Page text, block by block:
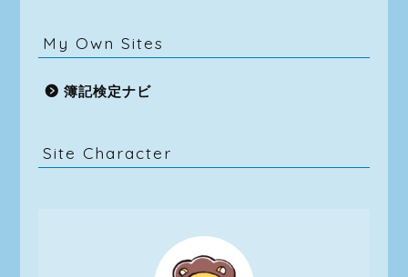
My Own Sites
簿記検定ナビ
Site Character